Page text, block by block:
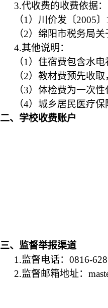
3.代收费的收费依据：
（1）川价发〔2005
（2）绵阳市税务局关
4.其他说明：
（1）住宿费包含水电
（2）教材费预先收取
（3）体检费为一次性
（4）城乡居民医疗保
二、学校收费账户
三、监督举报渠道
1.监督电话：0816-
2.监督邮箱地址：